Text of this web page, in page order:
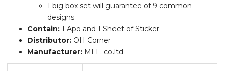
1 big box set will guarantee of 9 common
designs
Contain: 1 Apo and 1 Sheet of Sticker
Distributor: OH Corner
Manufacturer: MLF. co.ltd